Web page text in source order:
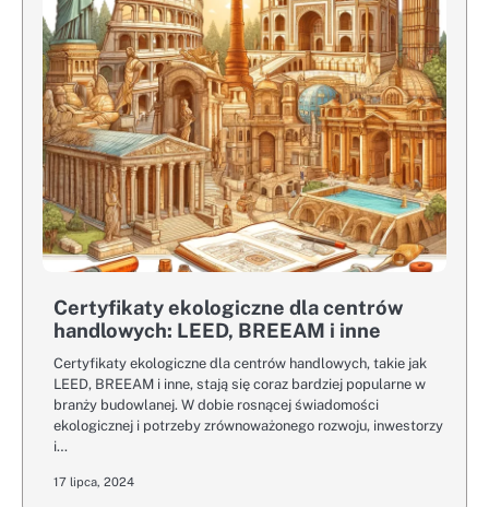
Certyfikaty ekologiczne dla centrów
handlowych: LEED, BREEAM i inne
Certyfikaty ekologiczne dla centrów handlowych, takie jak
LEED, BREEAM i inne, stają się coraz bardziej popularne w
branży budowlanej. W dobie rosnącej świadomości
ekologicznej i potrzeby zrównoważonego rozwoju, inwestorzy
i…
17 lipca, 2024